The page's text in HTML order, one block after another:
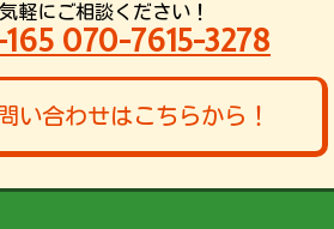
軽にご相談ください！
070-7615-3278
い合わせはこちらから！